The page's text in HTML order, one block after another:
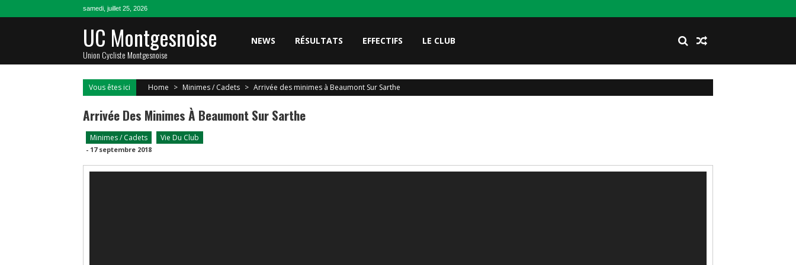
samedi, juillet 25, 2026
UC Montgesnoise
Union Cycliste Montgesnoise
NEWS RÉSULTATS EFFECTIFS LE CLUB
Vous êtes ici Home > Minimes / Cadets > Arrivée des minimes à Beaumont Sur Sarthe
Arrivée Des Minimes À Beaumont Sur Sarthe
Minimes / Cadets Vie Du Club
- 17 septembre 2018